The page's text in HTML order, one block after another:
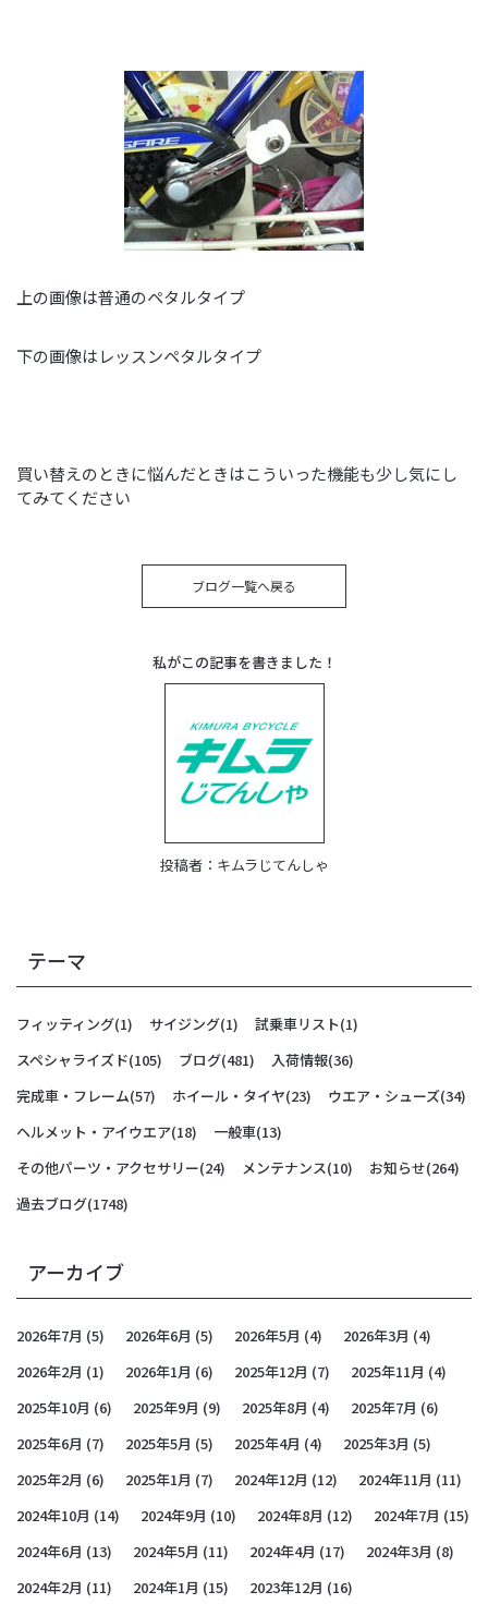
上の画像は普通のペタルタイプ
下の画像はレッスンペタルタイプ
買い替えのときに悩んだときはこういった機能も少し気にし
てみてください
ブログ一覧へ戻る
私がこの記事を書きました！
投稿者： キムラじてんしゃ
テーマ
フィッティング(1) サイジング(1) 試乗車リスト(1)
スペシャライズド(105) ブログ(481) 入荷情報(36)
完成車・フレーム(57) ホイール・タイヤ(23) ウエア・シューズ(34)
ヘルメット・アイウエア(18) 一般車(13)
その他パーツ・アクセサリー(24) メンテナンス(10) お知らせ(264)
過去ブログ(1748)
アーカイブ
2026年7月 (5) 2026年6月 (5) 2026年5月 (4) 2026年3月 (4)
2026年2月 (1) 2026年1月 (6) 2025年12月 (7) 2025年11月 (4)
2025年10月 (6) 2025年9月 (9) 2025年8月 (4) 2025年7月 (6)
2025年6月 (7) 2025年5月 (5) 2025年4月 (4) 2025年3月 (5)
2025年2月 (6) 2025年1月 (7) 2024年12月 (12) 2024年11月 (11)
2024年10月 (14) 2024年9月 (10) 2024年8月 (12) 2024年7月 (15)
2024年6月 (13) 2024年5月 (11) 2024年4月 (17) 2024年3月 (8)
2024年2月 (11) 2024年1月 (15) 2023年12月 (16)